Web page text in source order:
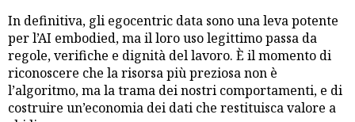
In definitiva, gli egocentric data sono una leva potente
per l’AI embodied, ma il loro uso legittimo passa da
regole, verifiche e dignità del lavoro. È il momento di
riconoscere che la risorsa più preziosa non è
l’algoritmo, ma la trama dei nostri comportamenti, e di
costruire un’economia dei dati che restituisca valore a